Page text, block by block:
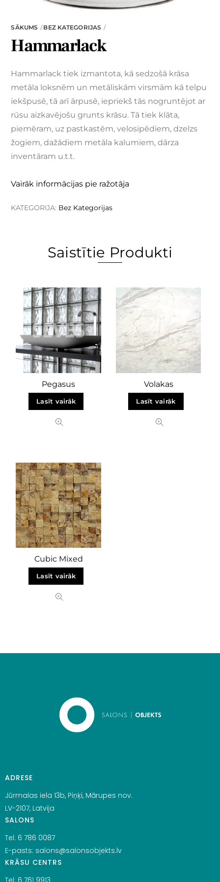
SĀKUMS BEZ KATEGORIJAS
Hammarlack
Hammarlack tiek izmantota, kā sedzošā krāsa
metāla loksnēm un metāliskām virsmām kā telpu
iekšpusē, tā arī ārpusē, iepriekš tās nogruntējot ar
rūsu aizkavējošu grunts krāsu. Tā tiek klāta,
piemēram, uz pastkastēm, velosipēdiem, dzelzs
žogiem, dažādiem metāla kalumiem, dārza
inventāram u.t.t.
Vairāk informācijas pie ražotāja
KATEGORIJA: Bez Kategorijas
Saistītie Produkti
Pegasus
Lasīt vairāk
Volakas
Lasīt vairāk
Cubic Mixed
Lasīt vairāk
ADRESE
Jūrmalas iela 13b, Piņķi, Mārupes nov.
LV-2107, Latvija
SALONS
Tel: 6 786 0087
E-pasts: salons@salonsobjekts.lv
KRĀSU CENTRS
Tel: 6 761 9913